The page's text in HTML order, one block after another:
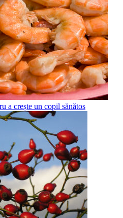
a crește un copil sănătos